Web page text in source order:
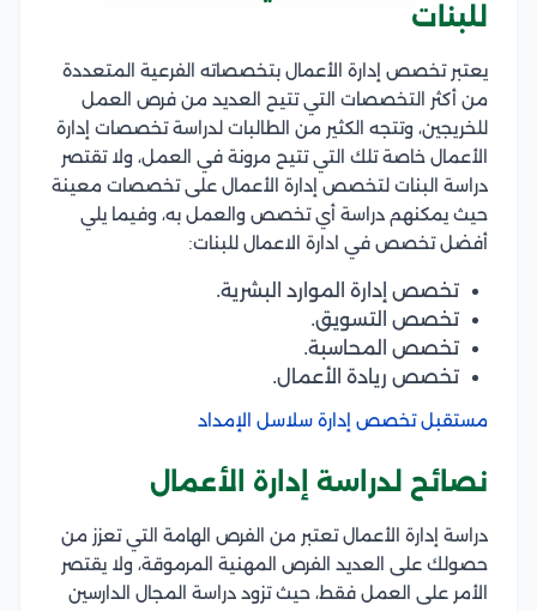
للبنات
يعتبر تخصص إدارة الأعمال بتخصصاته الفرعية المتعددة
من أكثر التخصصات التي تتيح العديد من فرص العمل
للخريجين، وتتجه الكثير من الطالبات لدراسة تخصصات إدارة
الأعمال خاصة تلك التي تتيح مرونة في العمل، ولا تقتصر
دراسة البنات لتخصص إدارة الأعمال على تخصصات معينة
حيث يمكنهم دراسة أي تخصص والعمل به، وفيما يلي
أفضل تخصص في ادارة الاعمال للبنات:
تخصص إدارة الموارد البشرية.
تخصص التسويق.
تخصص المحاسبة.
تخصص ريادة الأعمال.
مستقبل تخصص إدارة سلاسل الإمداد
نصائح لدراسة إدارة الأعمال
دراسة إدارة الأعمال تعتبر من الفرص الهامة التي تعزز من
حصولك على العديد الفرص المهنية المرموقة، ولا يقتصر
الأمر على العمل فقط، حيث تزود دراسة المجال الدارسين